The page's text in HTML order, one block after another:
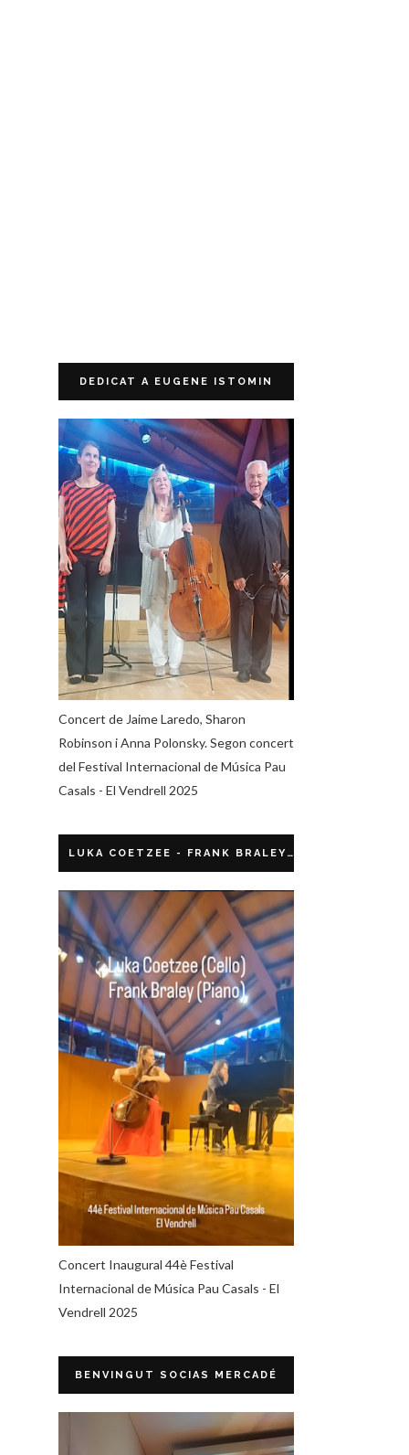
DEDICAT A EUGENE ISTOMIN
Concert de Jaime Laredo, Sharon
Robinson i Anna Polonsky. Segon concert
del Festival Internacional de Música Pau
Casals - El Vendrell 2025
LUKA COETZEE - FRANK BRALEY
Concert Inaugural 44è Festival
Internacional de Música Pau Casals - El
Vendrell 2025
BENVINGUT SOCIAS MERCADÉ